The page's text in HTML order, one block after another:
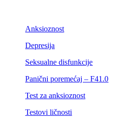
Anksioznost
Depresija
Seksualne disfunkcije
Panični poremećaj – F41.0
Test za anksioznost
Testovi ličnosti